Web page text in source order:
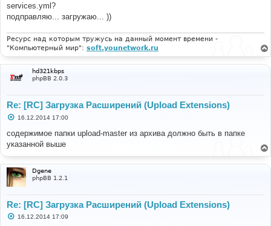
services.yml?
подправляю... загружаю... ))
Ресурс над которым тружусь на данный момент времени -
"Компьютерный мир": soft.younetwork.ru
hd321kbps
phpBB 2.0.3
Re: [RC] Загрузка Расширений (Upload Extensions)
С
о
б
щ
и
е
16.12.2014 17:00
содержимое папки upload-master из архива должно быть в папке
указанной выше
Dgene
phpBB 1.2.1
Re: [RC] Загрузка Расширений (Upload Extensions)
С16.12.2014 17:09